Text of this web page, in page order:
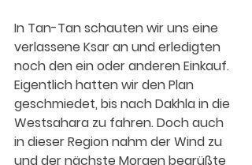
In Tan-Tan schauten wir uns eine
verlassene Ksar an und erledigten
noch den ein oder anderen Einkauf.
Eigentlich hatten wir den Plan
geschmiedet, bis nach Dakhla in die
Westsahara zu fahren. Doch auch
in dieser Region nahm der Wind zu
und der nächste Morgen begrüßte